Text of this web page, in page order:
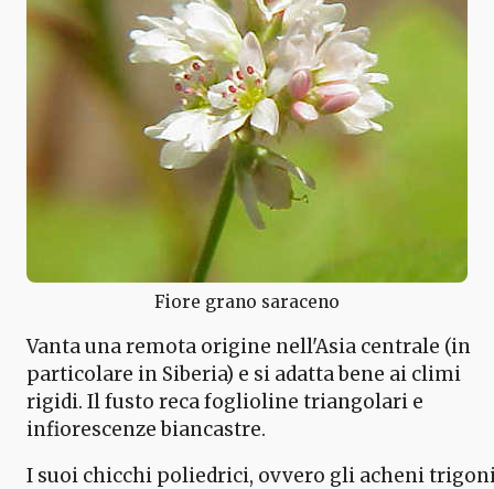
Fiore grano saraceno
Vanta una remota origine nell'Asia centrale (in
particolare in Siberia) e si adatta bene ai climi
rigidi. Il fusto reca foglioline triangolari e
infiorescenze biancastre.
I suoi chicchi poliedrici, ovvero gli acheni